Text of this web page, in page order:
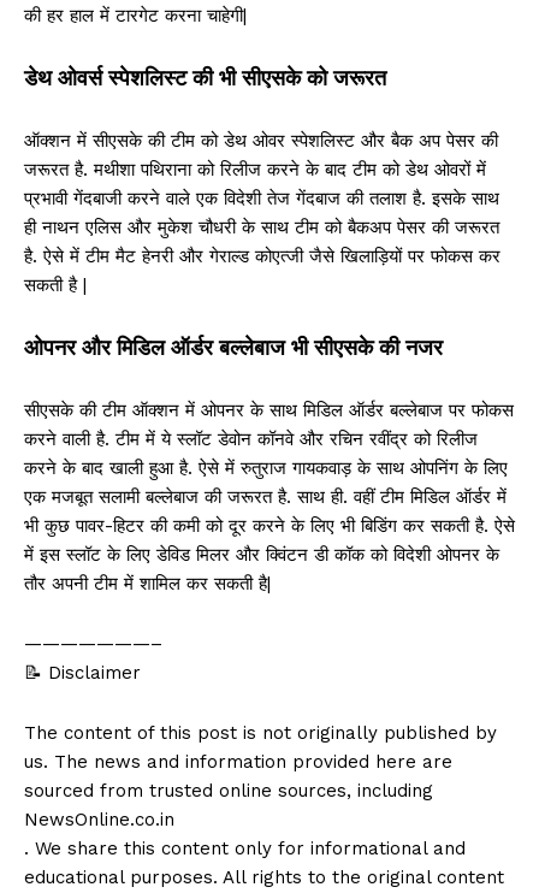
की हर हाल में टारगेट करना चाहेगी|
डेथ ओवर्स स्पेशलिस्ट की भी सीएसके को जरूरत
ऑक्शन में सीएसके की टीम को डेथ ओवर स्पेशलिस्ट और बैक अप पेसर की
जरूरत है. मथीशा पथिराना को रिलीज करने के बाद टीम को डेथ ओवरों में
प्रभावी गेंदबाजी करने वाले एक विदेशी तेज गेंदबाज की तलाश है. इसके साथ
ही नाथन एलिस और मुकेश चौधरी के साथ टीम को बैकअप पेसर की जरूरत
है. ऐसे में टीम मैट हेनरी और गेराल्ड कोएत्जी जैसे खिलाड़ियों पर फोकस कर
सकती है |
ओपनर और मिडिल ऑर्डर बल्लेबाज भी सीएसके की नजर
सीएसके की टीम ऑक्शन में ओपनर के साथ मिडिल ऑर्डर बल्लेबाज पर फोकस
करने वाली है. टीम में ये स्लॉट डेवोन कॉनवे और रचिन रवींद्र को रिलीज
करने के बाद खाली हुआ है. ऐसे में रुतुराज गायकवाड़ के साथ ओपनिंग के लिए
एक मजबूत सलामी बल्लेबाज की जरूरत है. साथ ही. वहीं टीम मिडिल ऑर्डर में
भी कुछ पावर-हिटर की कमी को दूर करने के लिए भी बिडिंग कर सकती है. ऐसे
में इस स्लॉट के लिए डेविड मिलर और क्विंटन डी कॉक को विदेशी ओपनर के
तौर अपनी टीम में शामिल कर सकती है|
———————–
📝 Disclaimer
The content of this post is not originally published by
us. The news and information provided here are
sourced from trusted online sources, including
NewsOnline.co.in
. We share this content only for informational and
educational purposes. All rights to the original content